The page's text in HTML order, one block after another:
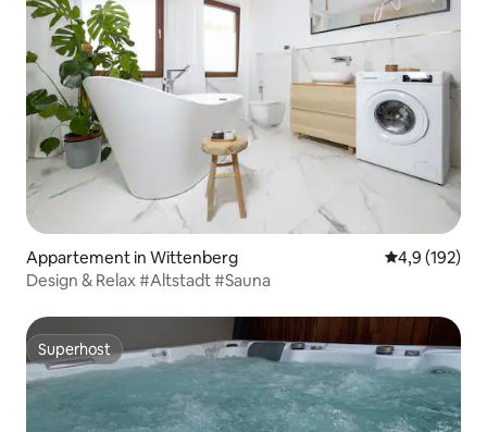
Appartement in Wittenberg Gemiddelde
4,9 (192)
Design & Relax #Altstadt #Sauna
Superhost
Superhost